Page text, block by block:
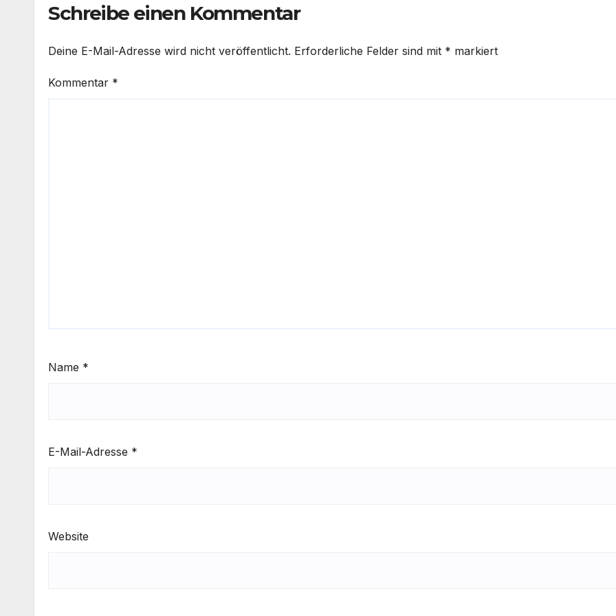
Schreibe einen Kommentar
Deine E-Mail-Adresse wird nicht veröffentlicht. Erforderliche Felder sind mit * markiert
Kommentar *
Name *
E-Mail-Adresse *
Website